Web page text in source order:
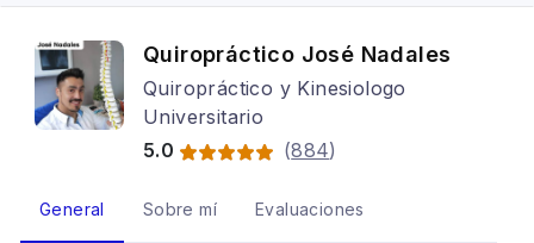
Quiropráctico José Nadales
Quiropráctico y Kinesiologo
Universitario
5.0
(884)
General Sobre mí Evaluaciones